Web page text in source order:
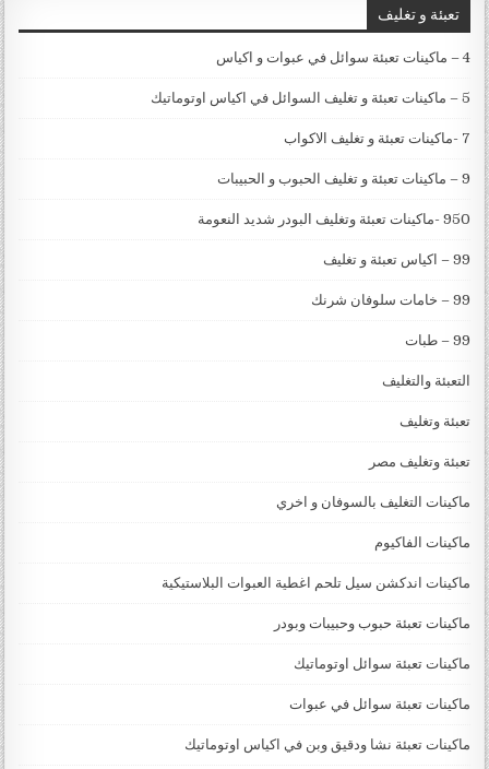
تعبئة و تغليف
4 – ماكينات تعبئة سوائل في عبوات و اكياس
5 – ماكينات تعبئة و تغليف السوائل في اكياس اوتوماتيك
7 -ماكينات تعبئة و تغليف الاكواب
9 – ماكينات تعبئة و تغليف الحبوب و الحبيبات
950 -ماكينات تعبئة وتغليف البودر شديد النعومة
99 – اكياس تعبئة و تغليف
99 – خامات سلوفان شرنك
99 – طبات
التعبئة والتغليف
تعبئة وتغليف
تعبئة وتغليف مصر
ماكينات التغليف بالسوفان و اخري
ماكينات الفاكيوم
ماكينات اندكشن سيل تلحم اغطية العبوات البلاستيكية
ماكينات تعبئة حبوب وحبيبات وبودر
ماكينات تعبئة سوائل اوتوماتيك
ماكينات تعبئة سوائل في عبوات
ماكينات تعبئة نشا ودقيق وبن في اكياس اوتوماتيك